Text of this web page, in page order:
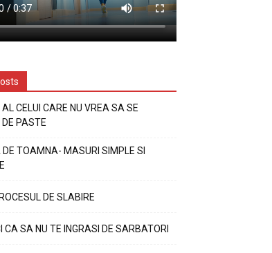
AL CELUI CARE NU VREA SA SE
DE PASTE
TOAMNA- MASURI SIMPLE SI
DE SLABIRE
CA SA NU TE INGRASI DE SARBATORI